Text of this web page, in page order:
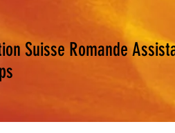
Suisse Romande